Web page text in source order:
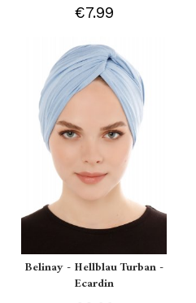
€7.99
Belinay - Hellblau Turban -
Ecardin